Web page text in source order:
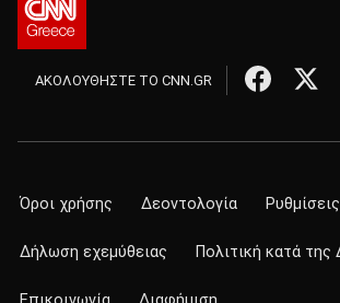
ΑΚΟΛΟΥΘΗΣΤΕ ΤΟ CNN.GR
Όροι χρήσης Δεοντολογία
Δήλωση εχεμύθειας Πολιτική κατά της